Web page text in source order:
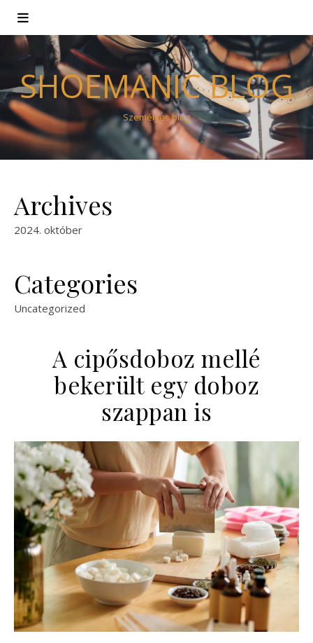
SHOEMANIC BLOG
Személyes blog
Archives
2024. október
Categories
Uncategorized
A cipősdoboz mellé
bekerült egy doboz
szappan is